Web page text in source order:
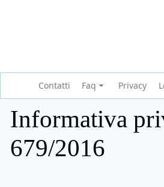
Contatti Faq Privacy
Informativa
679/2016